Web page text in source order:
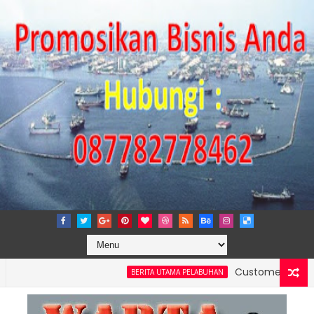
BERITA UTAMA PELABUHAN
Customer Engagement
Bayur Ikuti Sesi Upskilling (Business Fundamental Session)